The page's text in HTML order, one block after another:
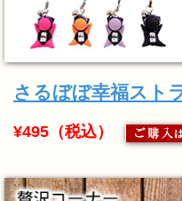
さるぼぼ幸福スト
¥495（税込）